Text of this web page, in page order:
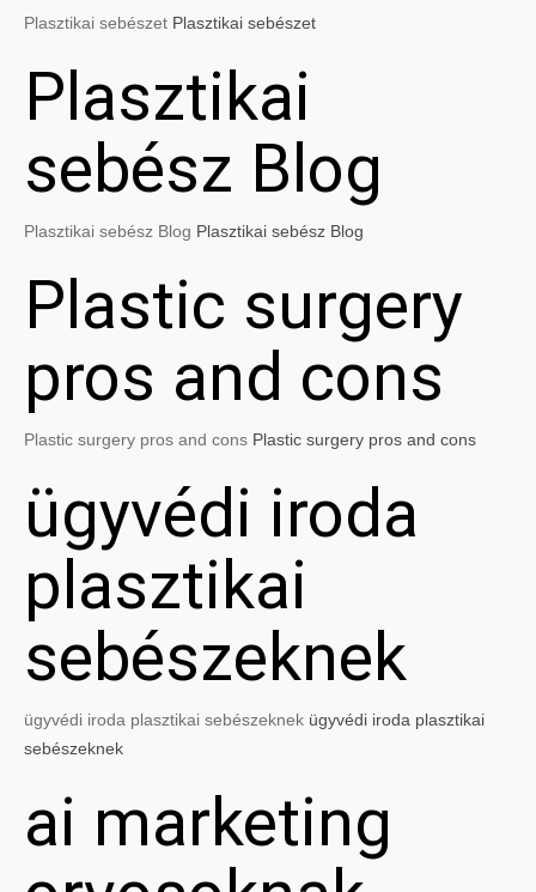
Plasztikai sebészet Plasztikai sebészet
Plasztikai
sebész Blog
Plasztikai sebész Blog Plasztikai sebész Blog
Plastic surgery
pros and cons
Plastic surgery pros and cons Plastic surgery pros and cons
ügyvédi iroda
plasztikai
sebészeknek
ügyvédi iroda plasztikai sebészeknek ügyvédi iroda plasztikai
sebészeknek
ai marketing